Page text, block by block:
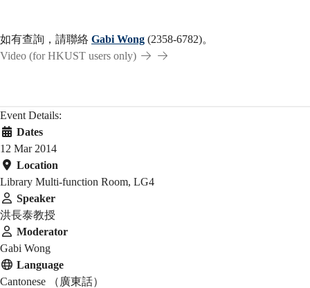
如有查詢，請聯絡 Gabi Wong (2358-6782)。
Video (for HKUST users only)
Event Details:
Dates
12 Mar 2014
Location
Library Multi-function Room, LG4
Speaker
洪長泰教授
Moderator
Gabi Wong
Language
Cantonese （廣東話）